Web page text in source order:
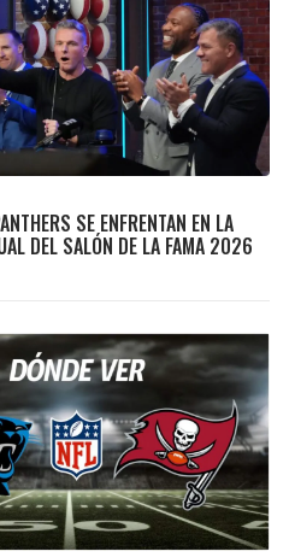
SE ENFRENTAN EN LA
DEL SALÓN DE LA FAMA 2026